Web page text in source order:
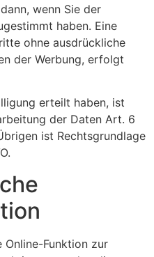
wenn Sie der
haben. Eine
ohne ausdrückliche
der Werbung, erfolgt
erteilt haben, ist
der Daten Art. 6
ist Rechtsgrundlage
Online-Funktion zur